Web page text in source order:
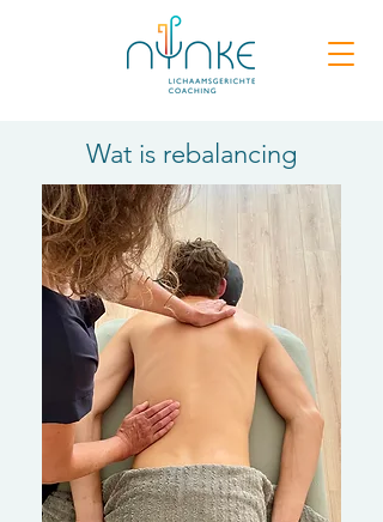
Wat is rebalancing